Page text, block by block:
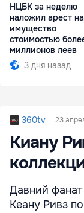
НЦБК за неделю
наложил арест на
имущество
стоимостью
миллионов леев
3 дня назад
360tv 23
Киану
Давний
Кеану Ривз